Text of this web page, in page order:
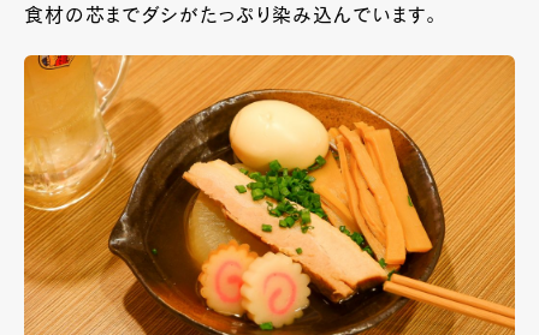
食材の芯までダシがたっぷり染み込んでいます。